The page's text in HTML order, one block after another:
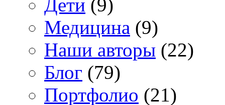
Дети (9)
Медицина (9)
Наши авторы (22)
Блог (79)
Портфолио (21)